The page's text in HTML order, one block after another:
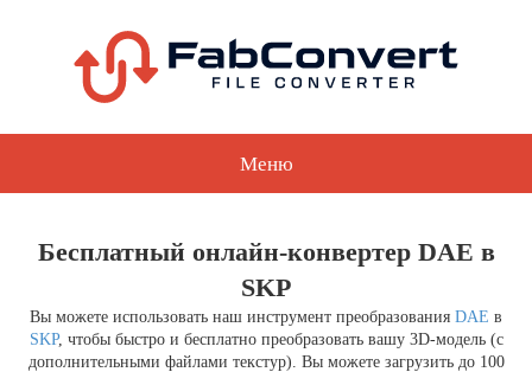
Меню
Бесплатный онлайн-конвертер DAE в
SKP
Вы можете использовать наш инструмент преобразования DAE в
SKP, чтобы быстро и бесплатно преобразовать вашу 3D-модель (с
дополнительными файлами текстур). Вы можете загрузить до 100